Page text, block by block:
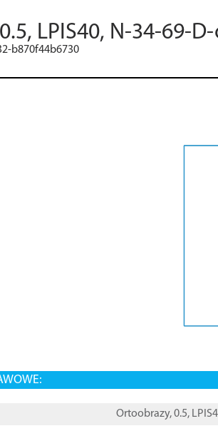
LPIS40, N-34-69-
b870f44b6730
Ortoobrazy, 0.5,